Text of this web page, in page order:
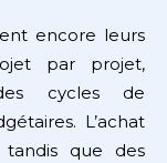
encore leurs
par projet,
cycles de
L’achat
que des